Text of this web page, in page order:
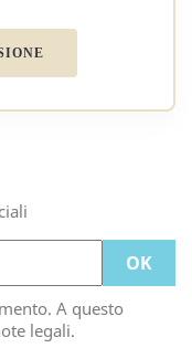
A questo
legali.